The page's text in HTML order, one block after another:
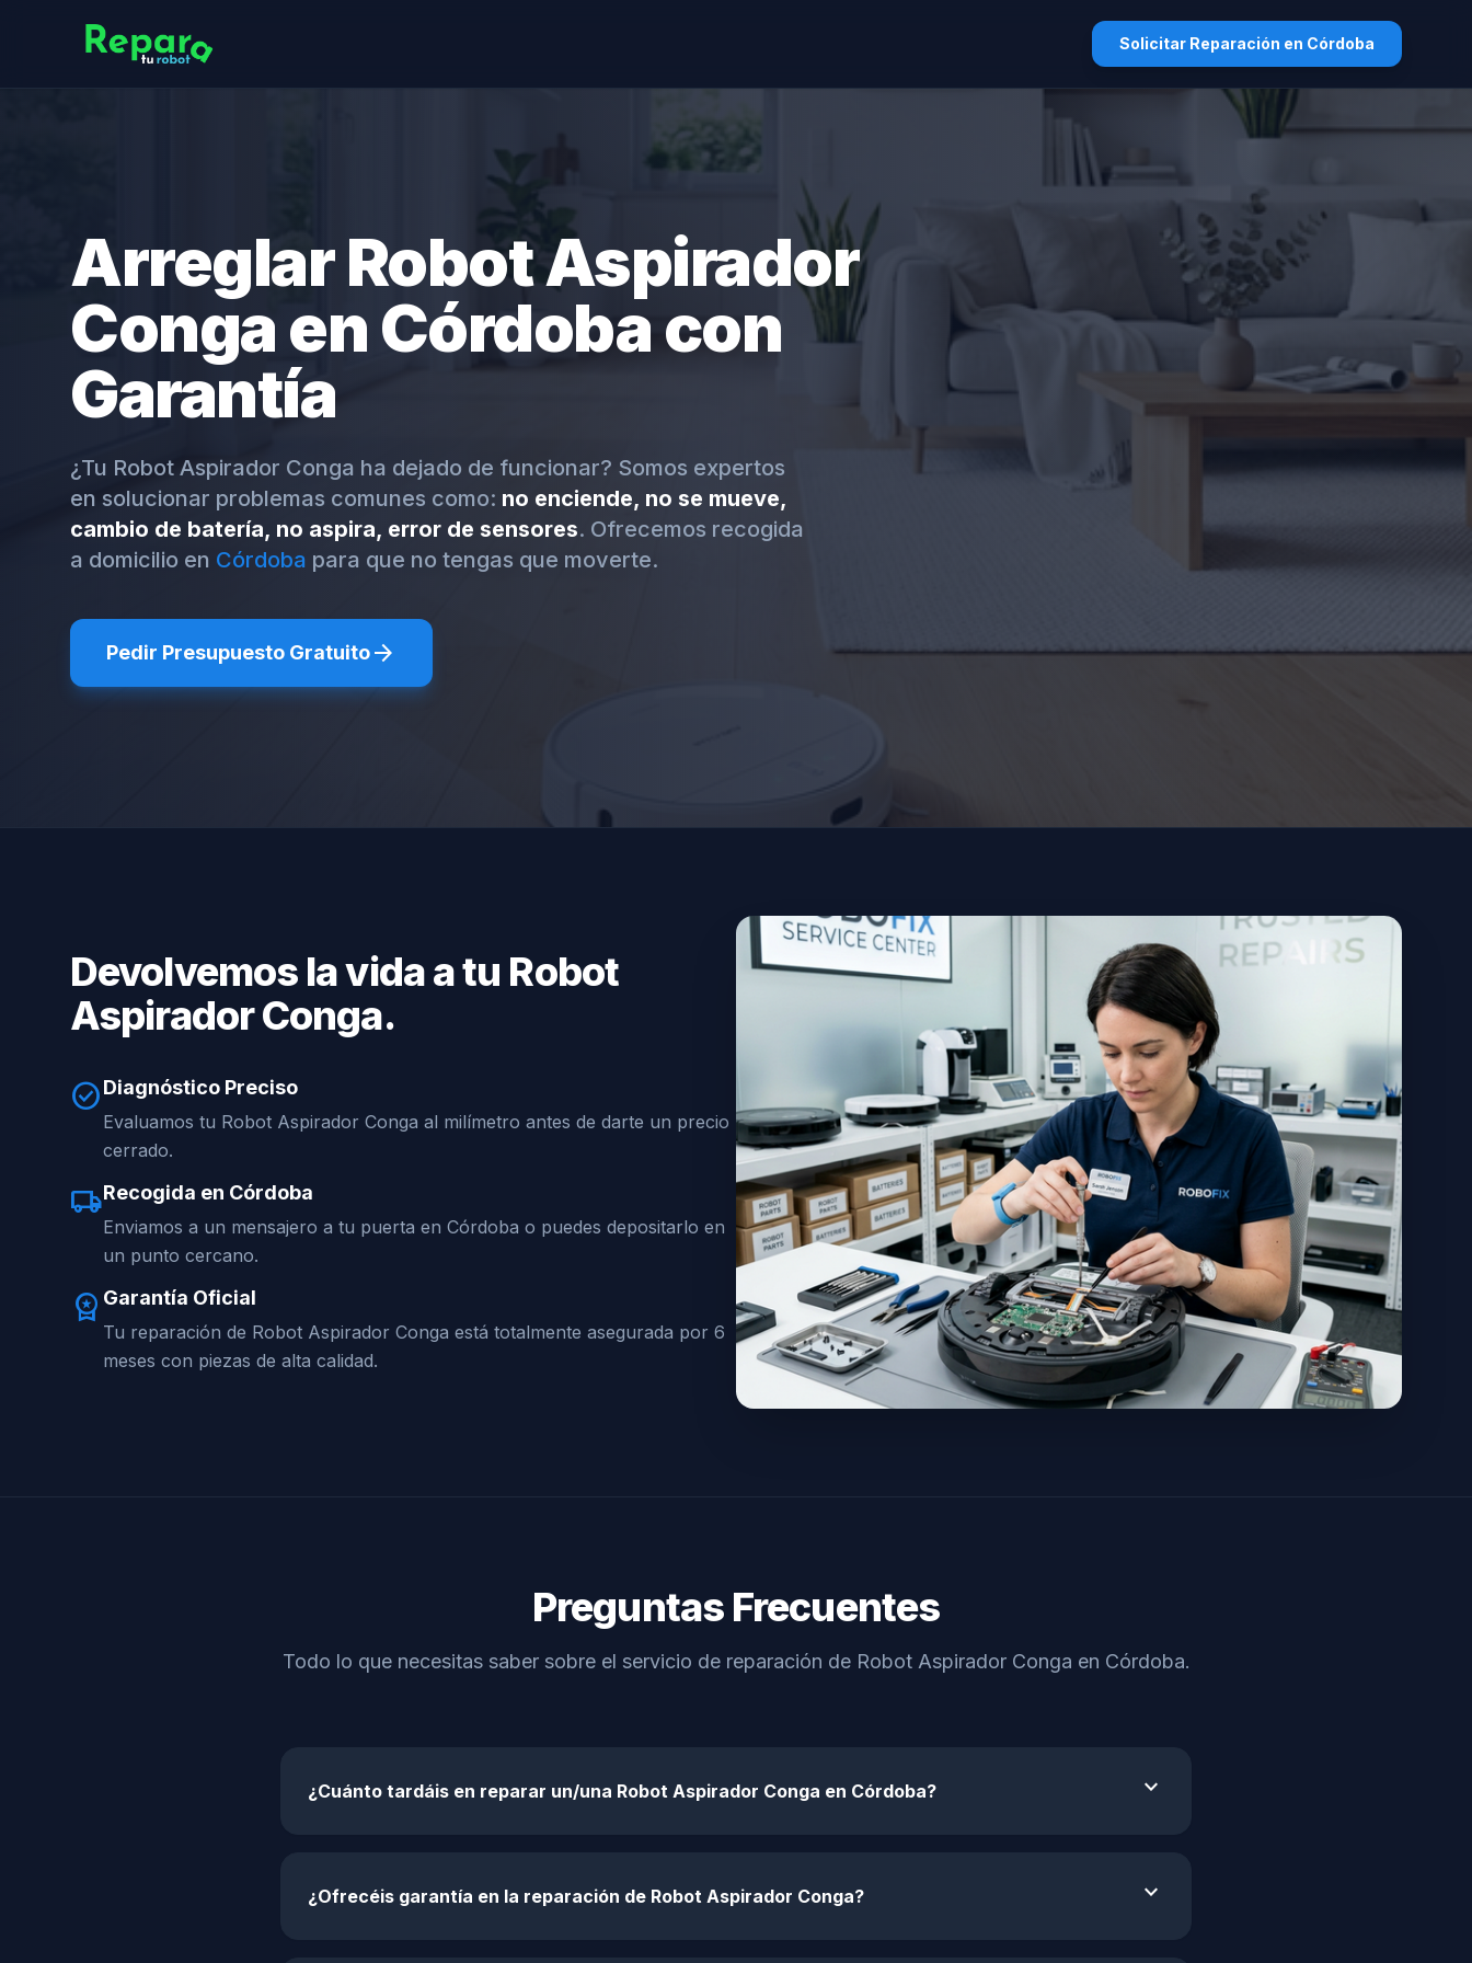
Solicitar Reparación en Córdoba
Arreglar Robot Aspirador
Conga en Córdoba con
Garantía
¿Tu Robot Aspirador Conga ha dejado de funcionar? Somos expertos
en solucionar problemas comunes como: no enciende, no se mueve,
cambio de batería, no aspira, error de sensores. Ofrecemos recogida
a domicilio en Córdoba para que no tengas que moverte.
Pedir Presupuesto Gratuitoarrow_forward
Devolvemos la vida a tu Robot
Aspirador Conga.
check_circleDiagnóstico Preciso
Evaluamos tu Robot Aspirador Conga al milímetro antes de darte un precio
cerrado.
local_shippingRecogida en Córdoba
Enviamos a un mensajero a tu puerta en Córdoba o puedes depositarlo en
un punto cercano.
workspace_premium Garantía Oficial
Tu reparación de Robot Aspirador Conga está totalmente asegurada por 6
meses con piezas de alta calidad.
Preguntas Frecuentes
Todo lo que necesitas saber sobre el servicio de reparación de Robot Aspirador Conga en Córdoba.
¿Cuánto tardáis en reparar un/una Robot Aspirador Conga en Córdoba? expand_more
¿Ofrecéis garantía en la reparación de Robot Aspirador Conga? expand_more